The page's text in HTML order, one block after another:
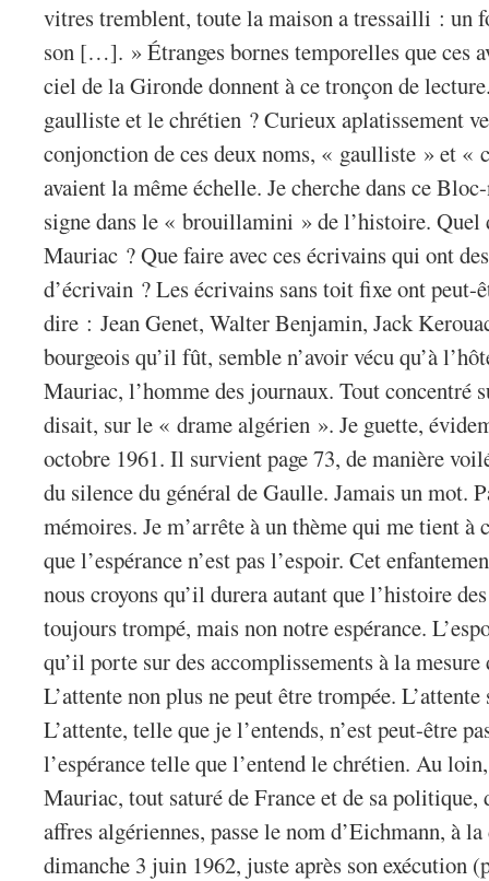
vitres tremblent, toute la maison a tressailli : un
son […]. » Étranges bornes temporelles que ces
ciel de la Gironde donnent à ce tronçon de
gaulliste et le chrétien ? Curieux aplatissement
conjonction de ces deux noms, « gaulliste » et «
avaient la même échelle. Je cherche dans ce
signe dans le « brouillamini » de l’histoire. Quel
Mauriac ? Que faire avec ces écrivains qui ont
d’écrivain ? Les écrivains sans toit fixe ont peut-
dire : Jean Genet, Walter Benjamin, Jack
bourgeois qu’il fût, semble n’avoir vécu qu’à
Mauriac, l’homme des journaux. Tout concentré
disait, sur le « drame algérien ». Je guette,
octobre 1961. Il survient page 73, de manière
du silence du général de Gaulle. Jamais un mot.
mémoires. Je m’arrête à un thème qui me tient
que l’espérance n’est pas l’espoir. Cet
nous croyons qu’il durera autant que l’histoire
toujours trompé, mais non notre espérance.
qu’il porte sur des accomplissements à la
L’attente non plus ne peut être trompée. L’attente
L’attente, telle que je l’entends, n’est peut-être
l’espérance telle que l’entend le chrétien. Au
Mauriac, tout saturé de France et de sa politique,
affres algériennes, passe le nom d’Eichmann, à
dimanche 3 juin 1962, juste après son exécution